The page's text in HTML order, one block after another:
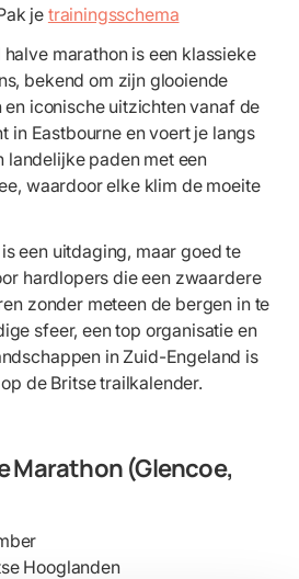
je trainingsschema
marathon is een klassieke
bekend om zijn glooiende
iconische uitzichten vanaf de
in Eastbourne en voert je langs
landelijke paden met een
waardoor elke klim de moeite
een uitdaging, maar goed te
hardlopers die een zwaardere
zonder meteen de bergen in te
sfeer, een top organisatie en
in Zuid-Engeland is
de Britse trailkalender.
Marathon (Glencoe,
Hooglanden